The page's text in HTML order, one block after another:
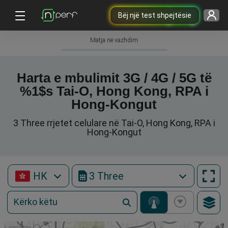
Bëj një test shpejtësie
Matja në vazhdim
Harta e mbulimit 3G / 4G / 5G të
%1$s Tai-O, Hong Kong, RPA i
Hong-Kongut
3 Three rrjetet celulare në Tai-O, Hong Kong, RPA i
Hong-Kongut
HK 3 Three